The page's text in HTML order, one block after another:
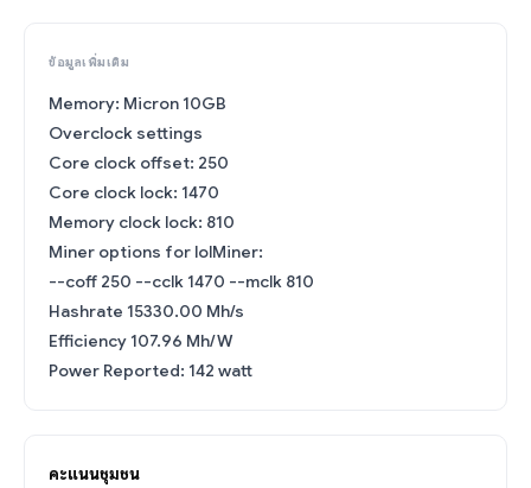
ข้อมูลเพิ่มเติม
Memory: Micron 10GB
Overclock settings
Core clock offset: 250
Core clock lock: 1470
Memory clock lock: 810
Miner options for lolMiner:
--coff 250 --cclk 1470 --mclk 810
Hashrate 15330.00 Mh/s
Efficiency 107.96 Mh/W
Power Reported: 142 watt
คะแนนชุมชน